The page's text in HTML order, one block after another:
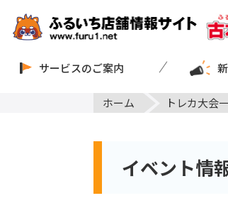
サービスのご案内
ホーム トレカ大会
イベント情